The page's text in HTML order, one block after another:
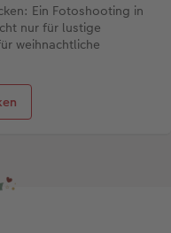
Ein Fotoshooting in
nur für lustige
weihnachtliche